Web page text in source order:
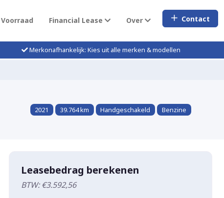
Voorraad Financial Lease Over Contact
Merkonafhankelijk: Kies uit alle merken & modellen
2021 39.764 km Handgeschakeld Benzine
Leasebedrag berekenen
BTW: €3.592,56